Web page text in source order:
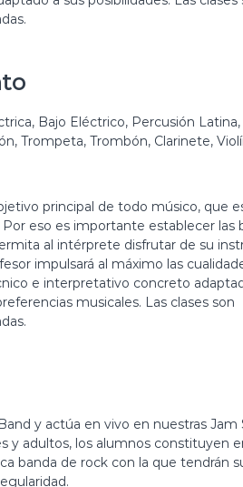
Bajo Eléctrico, Percusión Latina,
Trompeta, Trombón, Clarinete,
principal de todo músico, que
eso es importante establecer las
al intérprete disfrutar de su
impulsará al máximo las
e interpretativo concreto
musicales. Las clases son
y actúa en vivo en nuestras Jam
y adultos, los alumnos constituyen
banda de rock con la que tendrán